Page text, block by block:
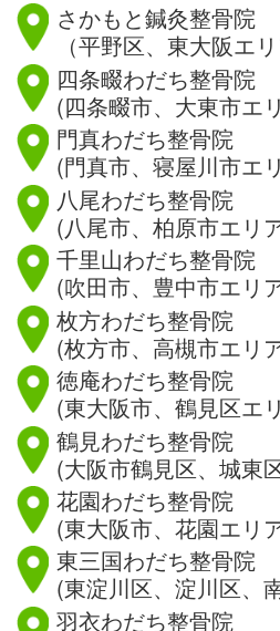
さかもと鍼灸整骨院
（平野区、東大阪エリ
四条畷わだち整骨院
(四条畷市、大東市エ
門真わだち整骨院
(門真市、寝屋川市エ
八尾わだち整骨院
(八尾市、柏原市エリ
千里山わだち整骨院
(吹田市、豊中市エリ
枚方わだち整骨院
(枚方市、高槻市エリ
徳庵わだち整骨院
(東大阪市、鶴見区エ
鶴見わだち整骨院
(大阪市鶴見区、城東
花園わだち整骨院
(東大阪市、花園エリ
東三国わだち整骨院
(東淀川区、淀川区、
羽衣わだち整骨院